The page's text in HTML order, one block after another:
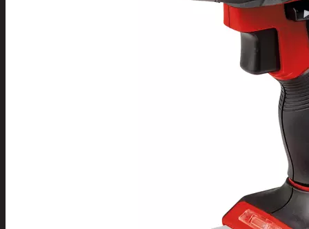
Joulu- ja kausivalot
Eläimet ja tontut
Kyntteliköt
Valoketjut ja
Kranssit ja
Tontut ja muut
Apuvälineet
Hengityssuojaimet ja